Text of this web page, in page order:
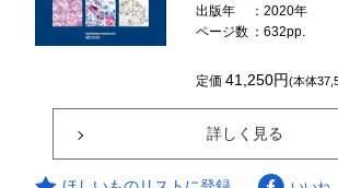
出版年
：2020年
ページ数 ：632pp.
定価41,250円(本体
詳しく見る